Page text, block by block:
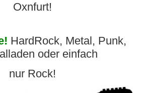
Oxnfurt!
HardRock, Metal, Punk,
oder einfach
nur Rock!